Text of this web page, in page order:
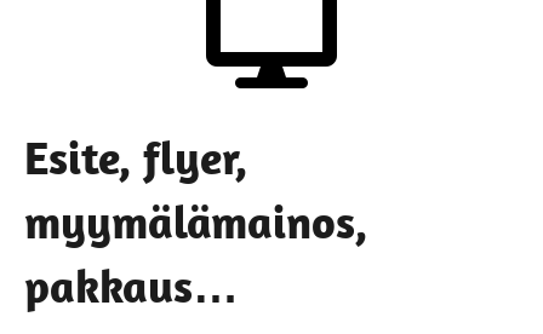

Esite, flyer,
myymälämainos,
pakkaus…